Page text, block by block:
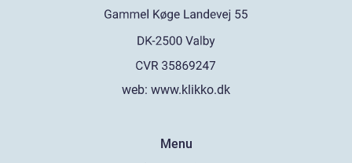
web: www.klikko.dk
Menu